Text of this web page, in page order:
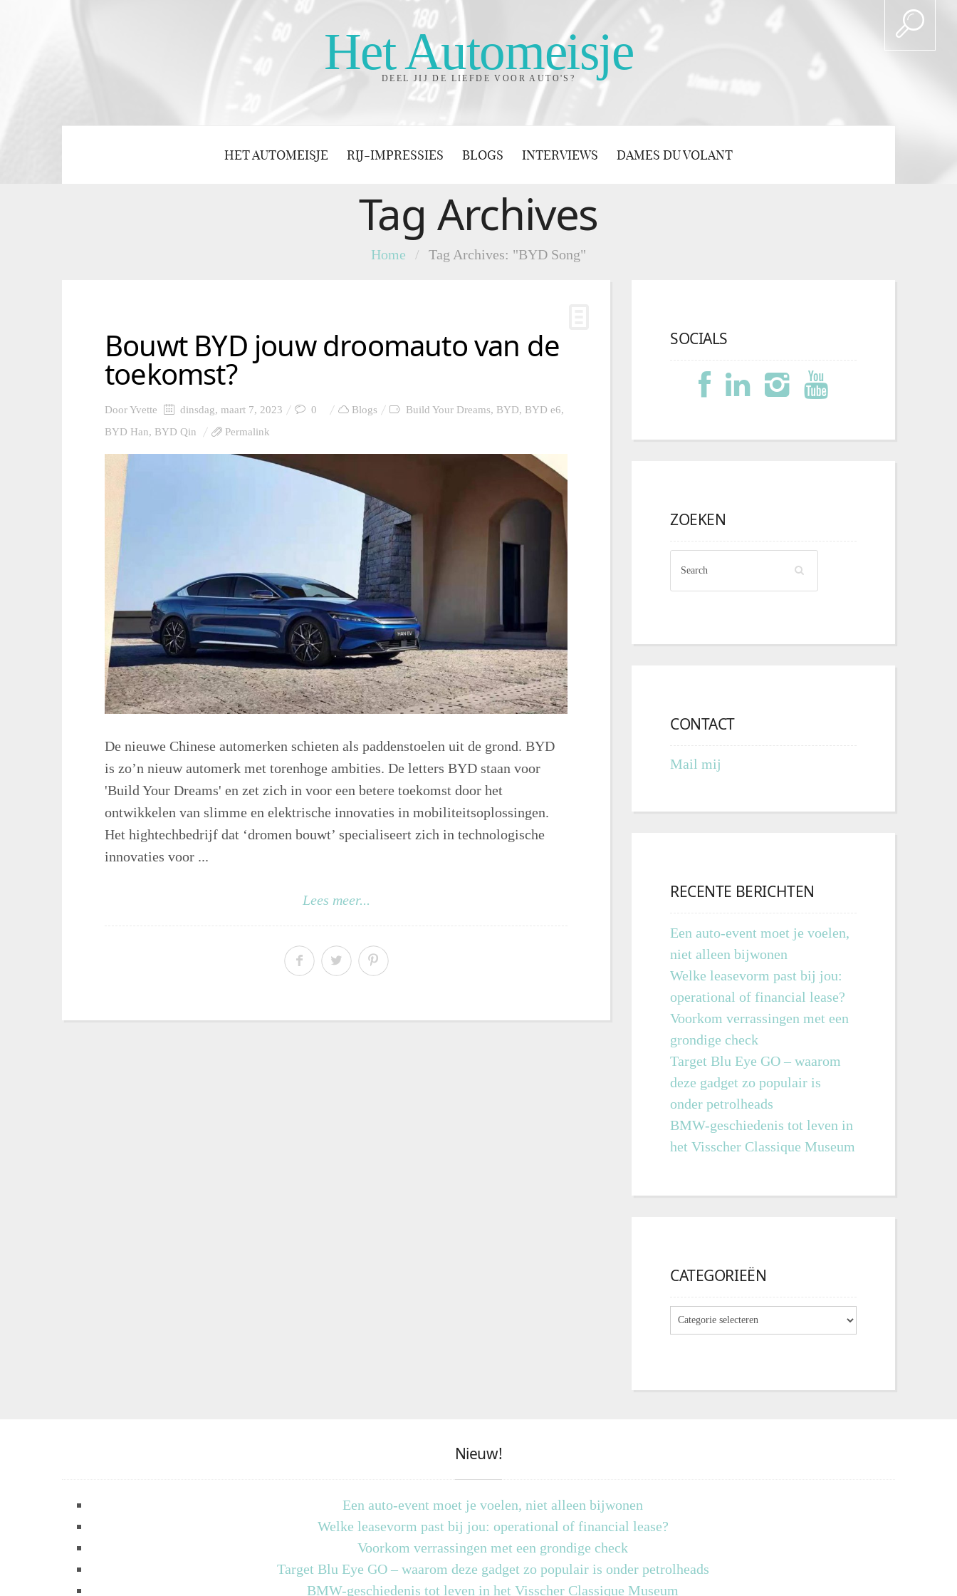
Het Automeisje
DEEL JIJ DE LIEFDE VOOR AUTO'S?
HET AUTOMEISJE RIJ-IMPRESSIES BLOGS INTERVIEWS DAMES DU VOLANT
Tag Archives
Home / Tag Archives: "BYD Song"
Bouwt BYD jouw droomauto van de
toekomst?
DoorYvette dinsdag, maart 7, 2023 0 Blogs Build Your Dreams, BYD, BYD e6,
BYD Han, BYD Qin Permalink
De nieuwe Chinese automerken schieten als paddenstoelen uit de grond. BYD
is zo’n nieuw automerk met torenhoge ambities. De letters BYD staan voor
'Build Your Dreams' en zet zich in voor een betere toekomst door het
ontwikkelen van slimme en elektrische innovaties in mobiliteitsoplossingen.
Het hightechbedrijf dat ‘dromen bouwt’ specialiseert zich in technologische
innovaties voor ...
Lees meer...
SOCIALS
ZOEKEN
CONTACT
Mail mij
RECENTE BERICHTEN
Een auto-event moet je voelen,
niet alleen bijwonen
Welke leasevorm past bij jou:
operational of financial lease?
Voorkom verrassingen met een
grondige check
Target Blu Eye GO – waarom
deze gadget zo populair is
onder petrolheads
BMW-geschiedenis tot leven in
het Visscher Classique Museum
CATEGORIEËN
Nieuw!
Een auto-event moet je voelen, niet alleen bijwonen
Welke leasevorm past bij jou: operational of financial lease?
Voorkom verrassingen met een grondige check
Target Blu Eye GO – waarom deze gadget zo populair is onder petrolheads
BMW-geschiedenis tot leven in het Visscher Classique Museum